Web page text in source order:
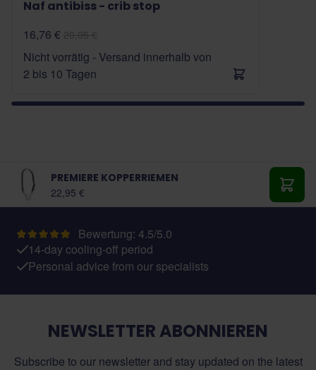
Naf antibiss - crib stop
16,76 €
Nicht vorrätig - Versand innerhalb von
2 bis 10 Tagen
PREMIERE KOPPERRIEMEN
22,95 €
In
Bewertung: 4.5/5.0
14-day cooling-off period
Personal advice from our specialists
NEWSLETTER ABONNIEREN
Subscribe to our newsletter and stay updated on the latest